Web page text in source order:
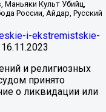
Маньяки Культ Убийц,
России, Айдар, Русский
i-ekstremistskie-
16.11.2023
и религиозных
принято
о ликвидации или